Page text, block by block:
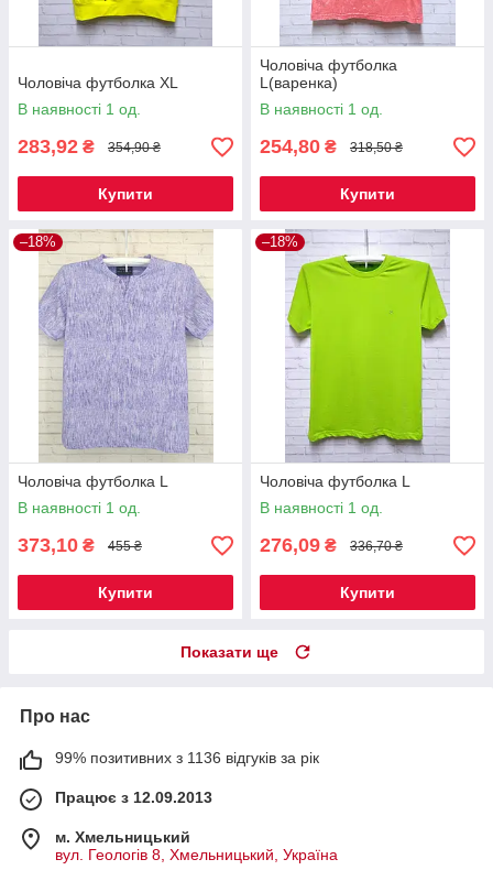
Чоловіча футболка XL
В наявності 1 од.
283,92 ₴ 354,90 ₴
Купити
Чоловіча футболка
L(варенка)
В наявності 1 од.
254,80 ₴ 318,50 ₴
Купити
–18%
Чоловіча футболка L
В наявності 1 од.
373,10 ₴ 455 ₴
Купити
–18%
Чоловіча футболка L
В наявності 1 од.
276,09 ₴ 336,70 ₴
Купити
Показати ще
Про нас
99% позитивних з 1136 відгуків за рік
Працює з 12.09.2013
м. Хмельницький
вул. Геологів 8, Хмельницький, Україна